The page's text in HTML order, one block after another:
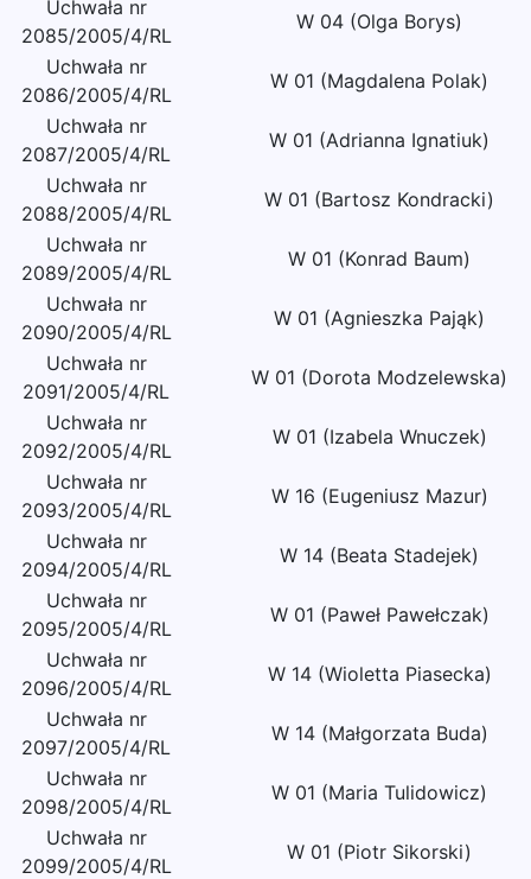
Uchwała nr
2085/2005/4/RL
W 04 (Olga Borys)
Uchwała nr
2086/2005/4/RL
W 01 (Magdalena Polak)
Uchwała nr
2087/2005/4/RL
W 01 (Adrianna Ignatiuk)
Uchwała nr
2088/2005/4/RL
W 01 (Bartosz Kondracki)
Uchwała nr
2089/2005/4/RL
W 01 (Konrad Baum)
Uchwała nr
2090/2005/4/RL
W 01 (Agnieszka Pająk)
Uchwała nr
2091/2005/4/RL
W 01 (Dorota Modzelewska)
Uchwała nr
2092/2005/4/RL
W 01 (Izabela Wnuczek)
Uchwała nr
2093/2005/4/RL
W 16 (Eugeniusz Mazur)
Uchwała nr
2094/2005/4/RL
W 14 (Beata Stadejek)
Uchwała nr
2095/2005/4/RL
W 01 (Paweł Pawełczak)
Uchwała nr
2096/2005/4/RL
W 14 (Wioletta Piasecka)
Uchwała nr
2097/2005/4/RL
W 14 (Małgorzata Buda)
Uchwała nr
2098/2005/4/RL
W 01 (Maria Tulidowicz)
Uchwała nr
2099/2005/4/RL
W 01 (Piotr Sikorski)